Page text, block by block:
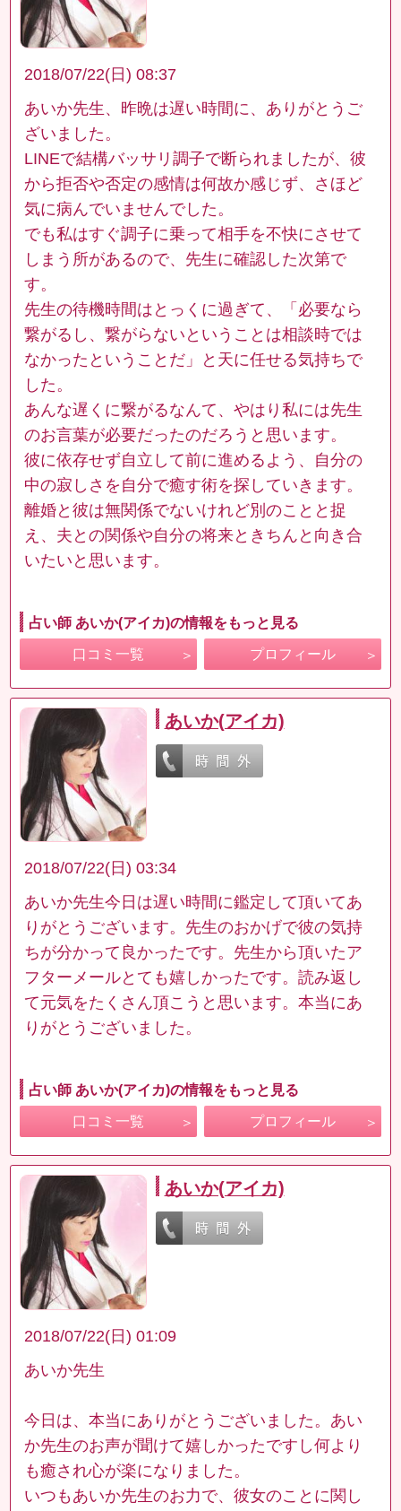
2018/07/22(日) 08:37
あいか先生、昨晩は遅い時間に、ありがとうご
ざいました。
LINEで結構バッサリ調子で断られましたが、彼
から拒否や否定の感情は何故か感じず、さほど
気に病んでいませんでした。
でも私はすぐ調子に乗って相手を不快にさせて
しまう所があるので、先生に確認した次第で
す。
先生の待機時間はとっくに過ぎて、「必要なら
繋がるし、繋がらないということは相談時では
なかったということだ」と天に任せる気持ちで
した。
あんな遅くに繋がるなんて、やはり私には先生
のお言葉が必要だったのだろうと思います。
彼に依存せず自立して前に進めるよう、自分の
中の寂しさを自分で癒す術を探していきます。
離婚と彼は無関係でないけれど別のことと捉
え、夫との関係や自分の将来ときちんと向き合
いたいと思います。
占い師 あいか(アイカ)の情報をもっと見る
口コミ一覧 プロフィール
あいか(アイカ)
2018/07/22(日) 03:34
あいか先生今日は遅い時間に鑑定して頂いてあ
りがとうございます。先生のおかげで彼の気持
ちが分かって良かったです。先生から頂いたア
フターメールとても嬉しかったです。読み返し
て元気をたくさん頂こうと思います。本当にあ
りがとうございました。
占い師 あいか(アイカ)の情報をもっと見る
口コミ一覧 プロフィール
あいか(アイカ)
2018/07/22(日) 01:09
あいか先生
今日は、本当にありがとうございました。あい
か先生のお声が聞けて嬉しかったですし何より
も癒され心が楽になりました。
いつもあいか先生のお力で、彼女のことに関し